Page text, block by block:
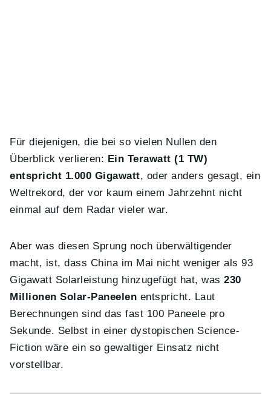
Für diejenigen, die bei so vielen Nullen den
Überblick verlieren: Ein Terawatt (1 TW)
entspricht 1.000 Gigawatt, oder anders gesagt, ein
Weltrekord, der vor kaum einem Jahrzehnt nicht
einmal auf dem Radar vieler war.
Aber was diesen Sprung noch überwältigender
macht, ist, dass China im Mai nicht weniger als 93
Gigawatt Solarleistung hinzugefügt hat, was230
Millionen Solar-Paneelen entspricht. Laut
Berechnungen sind das fast 100 Paneele pro
Sekunde. Selbst in einer dystopischen Science-
Fiction wäre ein so gewaltiger Einsatz nicht
vorstellbar.